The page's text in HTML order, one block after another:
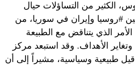
الكثير من التساؤلات حيال
#روسيا وإيران في سوريا، من
الذي يتناقض مع الطبيعة
وتغاير الأهداف. وقد استبعد مركز
طبيعية وسياسية، مشيراً إلى أن